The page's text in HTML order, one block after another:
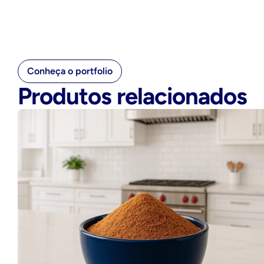
Conheça o portfolio
Produtos relacionados